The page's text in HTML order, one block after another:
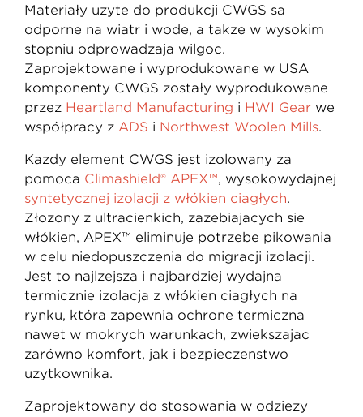
Materiały użyte do produkcji CWGS są
odporne na wiatr i wodę, a także w wysokim
stopniu odprowadzają wilgoć.
Zaprojektowane i wyprodukowane w USA
komponenty CWGS zostały wyprodukowane
przez Heartland Manufacturing i HWI Gear we
współpracy z ADS i Northwest Woolen Mills.
Każdy element CWGS jest izolowany za
pomocą Climashield® APEX™, wysokowydajnej
syntetycznej izolacji z włókien ciągłych.
Złożony z ultracienkich, zazębiających się
włókien, APEX™ eliminuje potrzebę pikowania
w celu niedopuszczenia do migracji izolacji.
Jest to najlżejsza i najbardziej wydajna
termicznie izolacja z włókien ciągłych na
rynku, która zapewnia ochronę termiczną
nawet w mokrych warunkach, zwiększając
zarówno komfort, jak i bezpieczeństwo
użytkownika.
Zaprojektowany do stosowania w odzieży